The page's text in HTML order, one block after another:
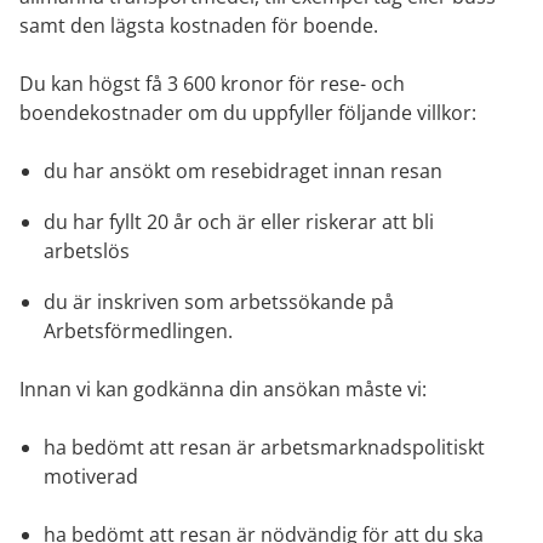
samt den lägsta kostnaden för boende.
Du kan högst få 3 600 kronor för rese- och
boendekostnader om du uppfyller följande villkor:
du har ansökt om resebidraget innan resan
du har fyllt 20 år och är eller riskerar att bli
arbetslös
du är inskriven som arbetssökande på
Arbetsförmedlingen.
Innan vi kan godkänna din ansökan måste vi:
ha bedömt att resan är arbetsmarknadspolitiskt
motiverad
ha bedömt att resan är nödvändig för att du ska